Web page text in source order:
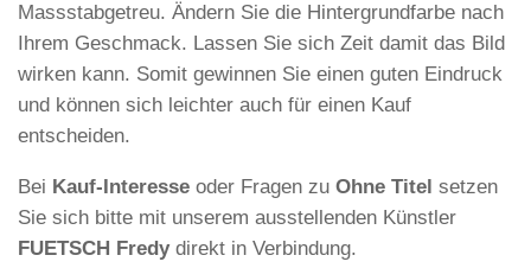
Massstabgetreu. Ändern Sie die Hintergrundfarbe nach
Ihrem Geschmack. Lassen Sie sich Zeit damit das Bild
wirken kann. Somit gewinnen Sie einen guten Eindruck
und können sich leichter auch für einen Kauf
entscheiden.
Bei Kauf-Interesse oder Fragen zu Ohne Titel setzen
Sie sich bitte mit unserem ausstellenden Künstler
FUETSCH Fredydirekt in Verbindung.